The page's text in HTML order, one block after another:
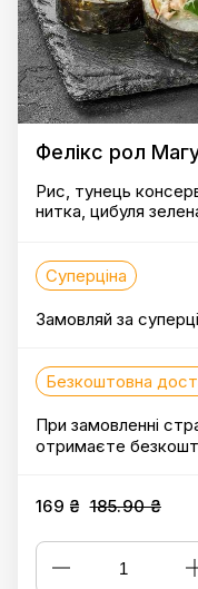
Фелікс рол
Рис, тунець
нитка, цибуля
Суперціна
Замовляй за
Безкоштовна
При замовленні
отримаєте
169 ₴ 185.90 ₴